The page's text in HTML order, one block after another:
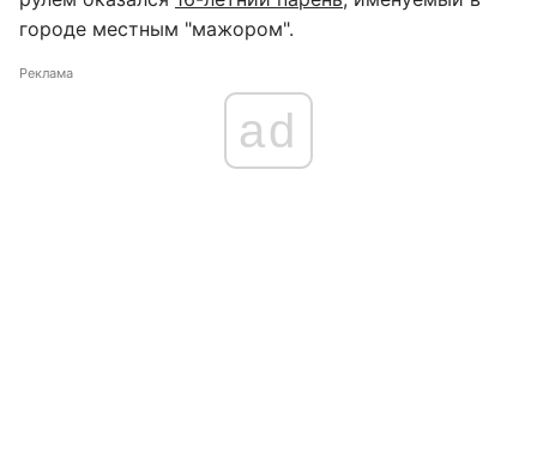
городе местным "мажором".
Реклама
ad